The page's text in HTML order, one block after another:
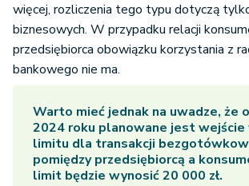
więcej, rozliczenia tego typu dotyczą
biznesowych. W przypadku relacji
przedsiębiorca obowiązku korzystania z
bankowego nie ma.
Warto mieć jednak na uwadze, że
2024 roku planowane jest wejście
limitu dla transakcji
pomiędzy przedsiębiorcą a
limit będzie wynosić 20 000 zł.